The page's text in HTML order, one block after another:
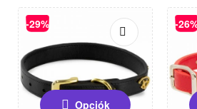
-29%
Opciók
-